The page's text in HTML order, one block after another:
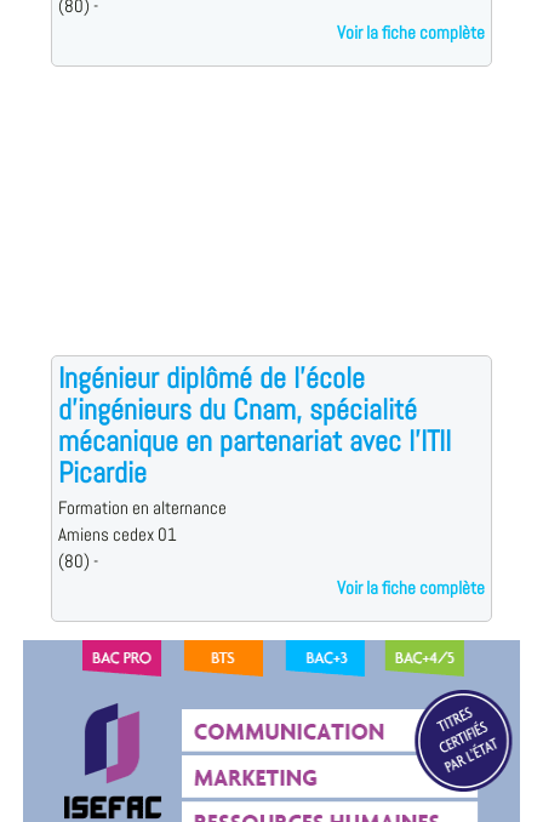
(80) -
Voir la fiche complète
Ingénieur diplômé de l'école
d'ingénieurs du Cnam, spécialité
mécanique en partenariat avec l'ITII
Picardie
Formation en alternance
Amiens cedex 01
(80) -
Voir la fiche complète